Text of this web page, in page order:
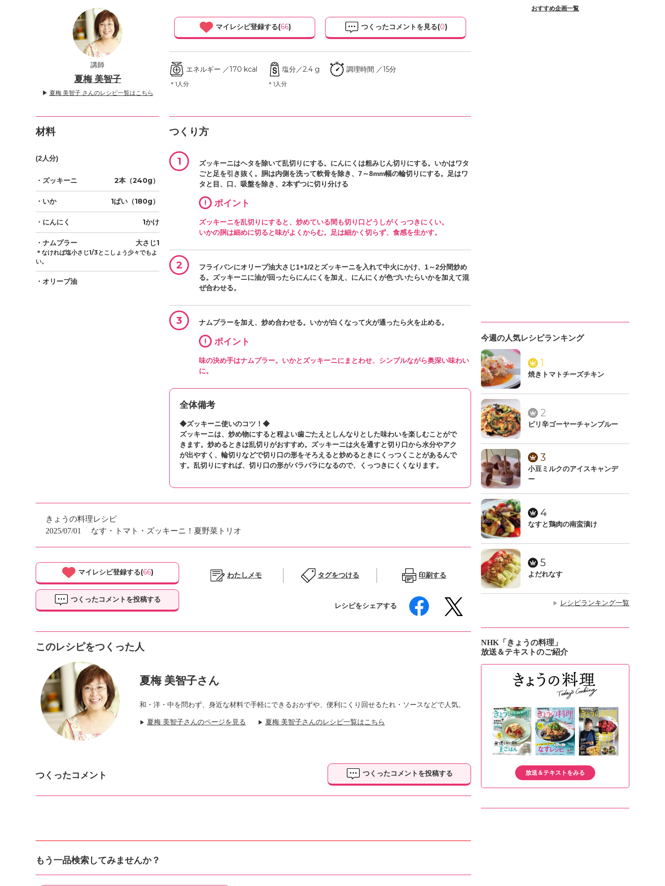
講師
夏梅 美智子
▶ 夏梅 美智子 さんのレシピ一覧はこちら
マイレシピ登録する(66) つくったコメントを見る(0)
エネルギー ／170 kcal
＊1人分
塩分／2.4 g
＊1人分
調理時間 ／15分
材料
(2人分)
・ズッキーニ 2本（240g）
・いか 1ぱい（180g）
・にんにく 1かけ
・ナムプラー 大さじ1
＊なければ塩小さじ1/3とこしょう少々でもよ
い。
・オリーブ油
つくり方
1
ズッキーニはヘタを除いて乱切りにする。にんにくは粗みじん切りにする。いかはワタ
ごと足を引き抜く。胴は内側を洗って軟骨を除き、7～8mm幅の輪切りにする。足はワ
タと目、口、吸盤を除き、2本ずつに切り分ける
! ポイント
ズッキーニを乱切りにすると、炒めている間も切り口どうしがくっつきにくい。
いかの胴は細めに切ると味がよくからむ。足は細かく切らず、食感を生かす。
2
フライパンにオリーブ油大さじ1+1/2とズッキーニを入れて中火にかけ、1～2分間炒め
る。ズッキーニに油が回ったらにんにくを加え、にんにくが色づいたらいかを加えて混
ぜ合わせる。
3 ナムプラーを加え、炒め合わせる。いかが白くなって火が通ったら火を止める。
! ポイント
味の決め手はナムプラー。いかとズッキーニにまとわせ、シンプルながら奥深い味わい
に。
全体備考
◆ズッキーニ使いのコツ！◆
ズッキーニは、炒め物にすると程よい歯ごたえとしんなりとした味わいを楽しむことがで
きます。炒めるときは乱切りがおすすめ。ズッキーニは火を通すと切り口から水分やアク
が出やすく、輪切りなどで切り口の形をそろえると炒めるときにくっつくことがあるんで
す。乱切りにすれば、切り口の形がバラバラになるので、くっつきにくくなります。
きょうの料理レシピ
2025/07/01
なす・トマト・ズッキーニ！夏野菜トリオ
マイレシピ登録する(66)
つくったコメントを投稿する
わたしメモ タグをつける 印刷する
レシピをシェアする
このレシピをつくった人
夏梅 美智子さん
和・洋・中を問わず、身近な材料で手軽にできるおかずや、便利にくり回せるたれ・ソースなどで人気。
▶ 夏梅 美智子さんのページを見る ▶ 夏梅 美智子さんのレシピ一覧はこちら
つくったコメント つくったコメントを投稿する
もう一品検索してみませんか？
おすすめ企画一覧
今週の人気レシピランキング
1
焼きトマトチーズチキン
2
ピリ辛ゴーヤーチャンプルー
3
小豆ミルクのアイスキャンデ
ー
4
なすと鶏肉の南蛮漬け
5
よだれなす
▶ レシピランキング一覧
NHK「きょうの料理」
放送＆テキストのご紹介
放送＆テキストをみる